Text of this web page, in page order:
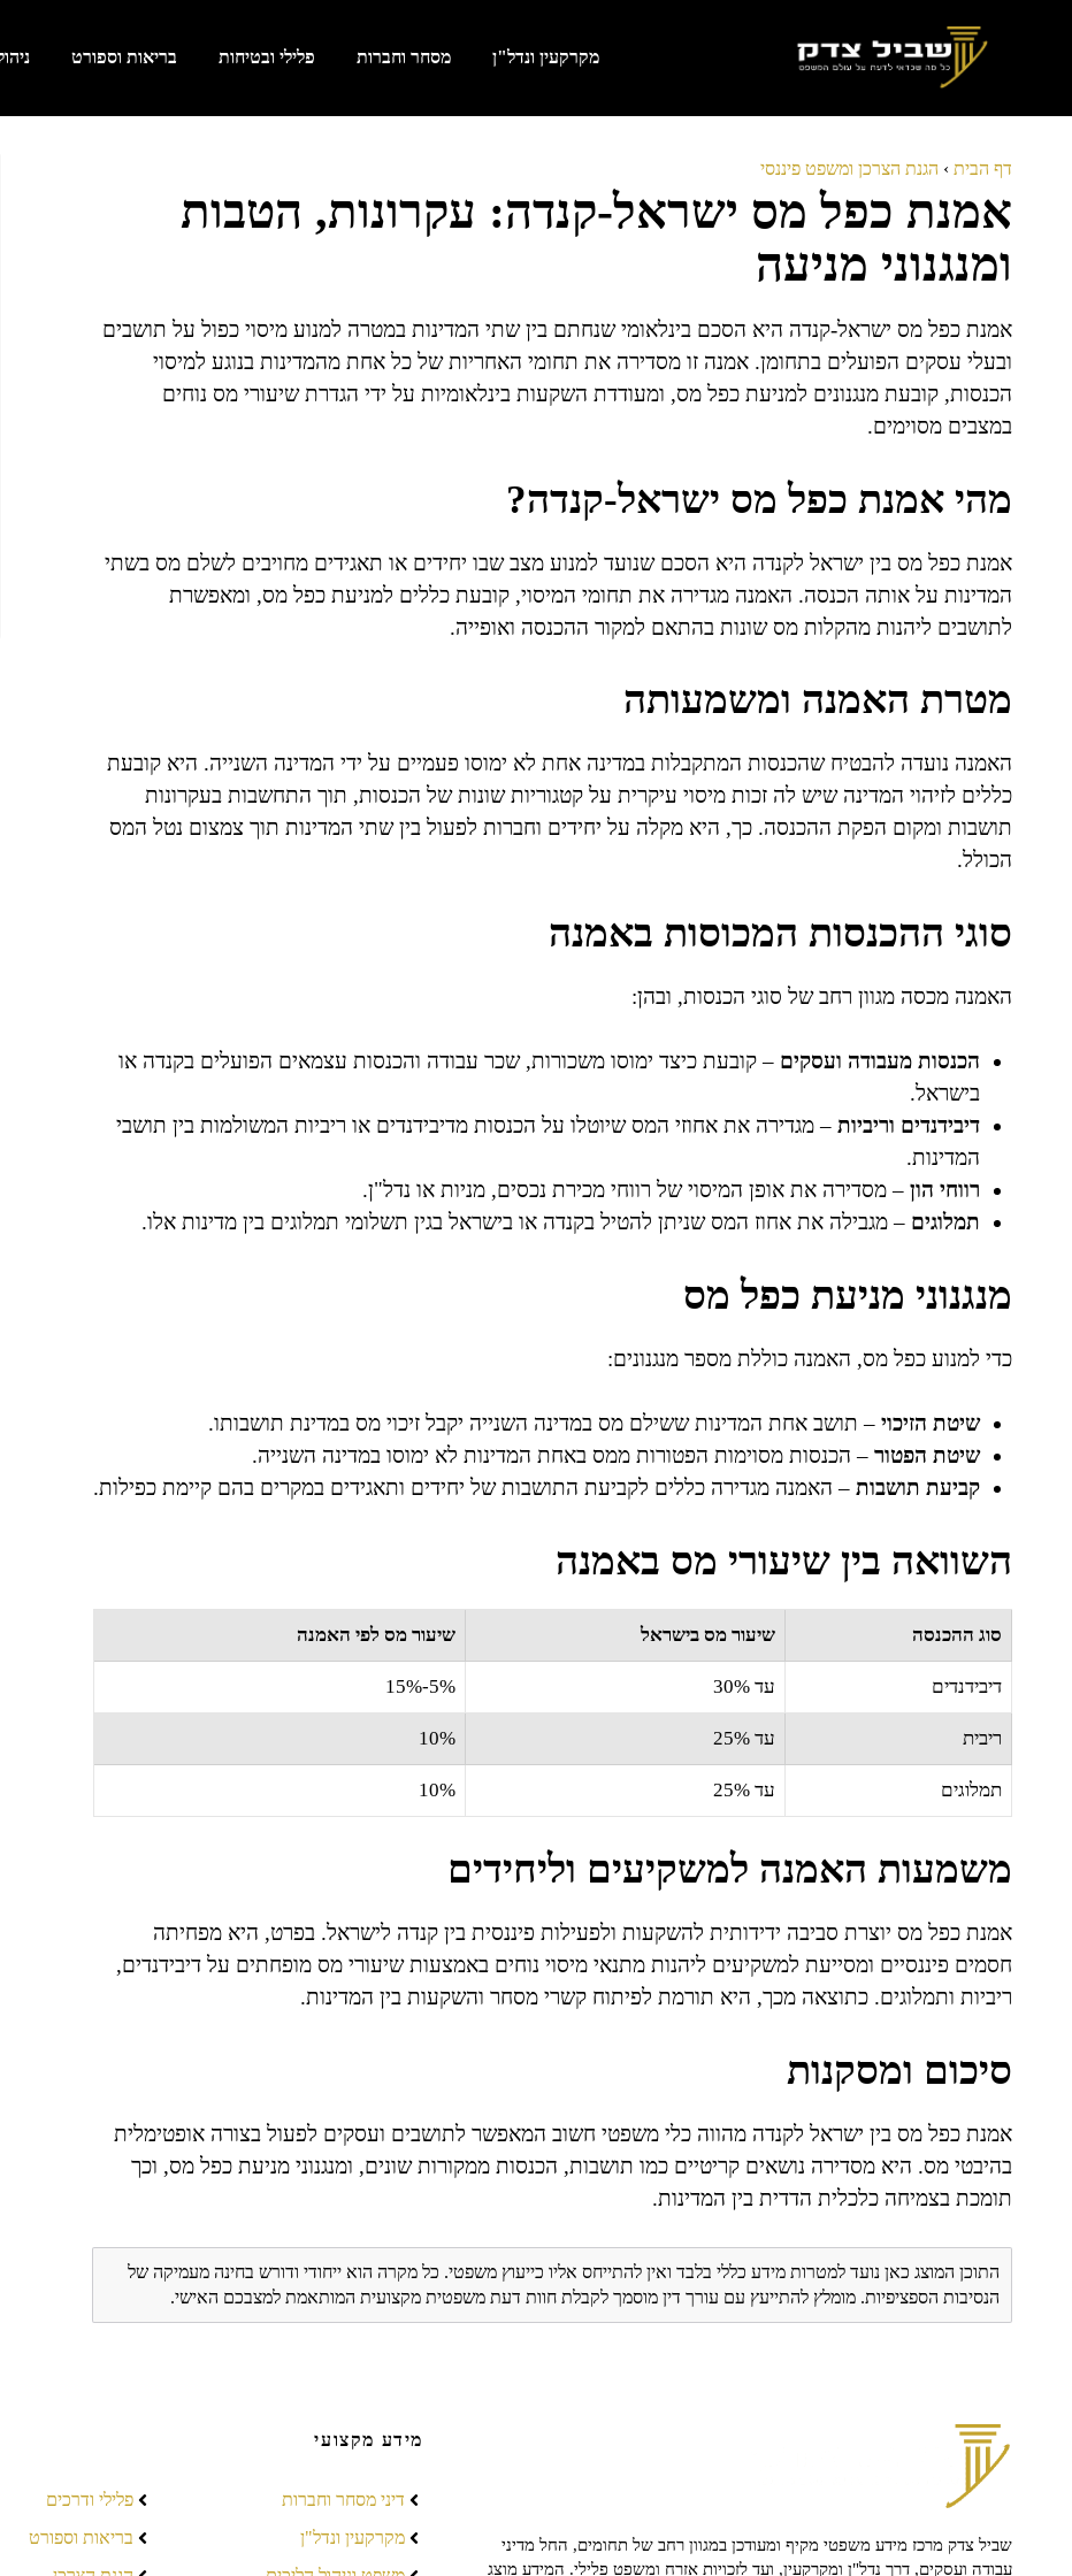
מקרקעין ונדל"ן מסחר וחברות פלילי ובטיחות בריאות וספורט
דף הבית › הגנת הצרכן ומשפט פיננסי
אמנת כפל מס ישראל-קנדה: עקרונות, הטבות
ומנגנוני מניעה
אמנת כפל מס ישראל-קנדה היא הסכם בינלאומי שנחתם בין שתי המדינות במטרה למנוע מיסוי כפול על תושבים
ובעלי עסקים הפועלים בתחומן. אמנה זו מסדירה את תחומי האחריות של כל אחת מהמדינות בנוגע למיסוי
הכנסות, קובעת מנגנונים למניעת כפל מס, ומעודדת השקעות בינלאומיות על ידי הגדרת שיעורי מס נוחים
במצבים מסוימים.
מהי אמנת כפל מס ישראל-קנדה?
אמנת כפל מס בין ישראל לקנדה היא הסכם שנועד למנוע מצב שבו יחידים או תאגידים מחויבים לשלם מס בשתי
המדינות על אותה הכנסה. האמנה מגדירה את תחומי המיסוי, קובעת כללים למניעת כפל מס, ומאפשרת
לתושבים ליהנות מהקלות מס שונות בהתאם למקור ההכנסה ואופייה.
מטרת האמנה ומשמעותה
האמנה נועדה להבטיח שהכנסות המתקבלות במדינה אחת לא ימוסו פעמיים על ידי המדינה השנייה. היא קובעת
כללים לזיהוי המדינה שיש לה זכות מיסוי עיקרית על קטגוריות שונות של הכנסות, תוך התחשבות בעקרונות
תושבות ומקום הפקת ההכנסה. כך, היא מקלה על יחידים וחברות לפעול בין שתי המדינות תוך צמצום נטל המס
הכולל.
סוגי ההכנסות המכוסות באמנה
האמנה מכסה מגוון רחב של סוגי הכנסות, ובהן:
הכנסות מעבודה ועסקים – קובעת כיצד ימוסו משכורות, שכר עבודה והכנסות עצמאים הפועלים בקנדה או
בישראל.
דיבידנדים וריביות – מגדירה את אחוזי המס שיוטלו על הכנסות מדיבידנדים או ריביות המשולמות בין תושבי
המדינות.
רווחי הון – מסדירה את אופן המיסוי של רווחי מכירת נכסים, מניות או נדל"ן.
תמלוגים – מגבילה את אחוז המס שניתן להטיל בקנדה או בישראל בגין תשלומי תמלוגים בין מדינות אלו.
מנגנוני מניעת כפל מס
כדי למנוע כפל מס, האמנה כוללת מספר מנגנונים:
שיטת הזיכוי – תושב אחת המדינות ששילם מס במדינה השנייה יקבל זיכוי מס במדינת תושבותו.
שיטת הפטור – הכנסות מסוימות הפטורות ממס באחת המדינות לא ימוסו במדינה השנייה.
קביעת תושבות – האמנה מגדירה כללים לקביעת התושבות של יחידים ותאגידים במקרים בהם קיימת כפילות.
השוואה בין שיעורי מס באמנה
סוג ההכנסה שיעור מס בישראל שיעור מס לפי האמנה
דיבידנדים עד 30% 5%-15%
ריבית עד 25% 10%
תמלוגים עד 25% 10%
משמעות האמנה למשקיעים וליחידים
אמנת כפל מס יוצרת סביבה ידידותית להשקעות ולפעילות פיננסית בין קנדה לישראל. בפרט, היא מפחיתה
חסמים פיננסיים ומסייעת למשקיעים ליהנות מתנאי מיסוי נוחים באמצעות שיעורי מס מופחתים על דיבידנדים,
ריביות ותמלוגים. כתוצאה מכך, היא תורמת לפיתוח קשרי מסחר והשקעות בין המדינות.
סיכום ומסקנות
אמנת כפל מס בין ישראל לקנדה מהווה כלי משפטי חשוב המאפשר לתושבים ועסקים לפעול בצורה אופטימלית
בהיבטי מס. היא מסדירה נושאים קריטיים כמו תושבות, הכנסות ממקורות שונים, ומנגנוני מניעת כפל מס, וכך
תומכת בצמיחה כלכלית הדדית בין המדינות.
התוכן המוצג כאן נועד למטרות מידע כללי בלבד ואין להתייחס אליו כייעוץ משפטי. כל מקרה הוא ייחודי ודורש בחינה מעמיקה של
הנסיבות הספציפיות. מומלץ להתייעץ עם עורך דין מוסמך לקבלת חוות דעת משפטית מקצועית המותאמת למצבכם האישי.
שביל צדק מרכז מידע משפטי מקיף ומעודכן במגוון רחב של תחומים, החל מדיני
עבודה ועסקים, דרך נדל"ן ומקרקעין, ועד לזכויות אזרח ומשפט פלילי. המידע מוצג
מידע מקצועי
דיני מסחר וחברות
מקרקעין ונדל"ן
פלילי ודרכים
בריאות וספורט